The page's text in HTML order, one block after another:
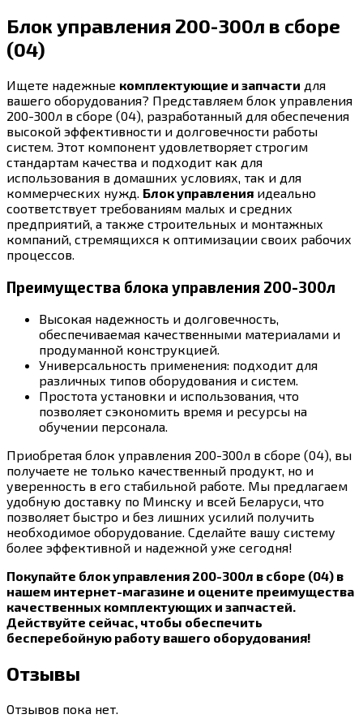
(04)
Блок управления 200-300л в сборе
(04)
Ищете надежные комплектующие и запчасти для
вашего оборудования? Представляем блок управления
200-300л в сборе (04), разработанный для обеспечения
высокой эффективности и долговечности работы
систем. Этот компонент удовлетворяет строгим
стандартам качества и подходит как для
использования в домашних условиях, так и для
коммерческих нужд. Блок управления идеально
соответствует требованиям малых и средних
предприятий, а также строительных и монтажных
компаний, стремящихся к оптимизации своих рабочих
процессов.
Преимущества блока управления 200-300л
Высокая надежность и долговечность,
обеспечиваемая качественными материалами и
продуманной конструкцией.
Универсальность применения: подходит для
различных типов оборудования и систем.
Простота установки и использования, что
позволяет сэкономить время и ресурсы на
обучении персонала.
Приобретая блок управления 200-300л в сборе (04), вы
получаете не только качественный продукт, но и
уверенность в его стабильной работе. Мы предлагаем
удобную доставку по Минску и всей Беларуси, что
позволяет быстро и без лишних усилий получить
необходимое оборудование. Сделайте вашу систему
более эффективной и надежной уже сегодня!
Покупайте блок управления 200-300л в сборе (04) в
нашем интернет-магазине и оцените преимущества
качественных комплектующих и запчастей.
Действуйте сейчас, чтобы обеспечить
бесперебойную работу вашего оборудования!
Отзывы
Отзывов пока нет.